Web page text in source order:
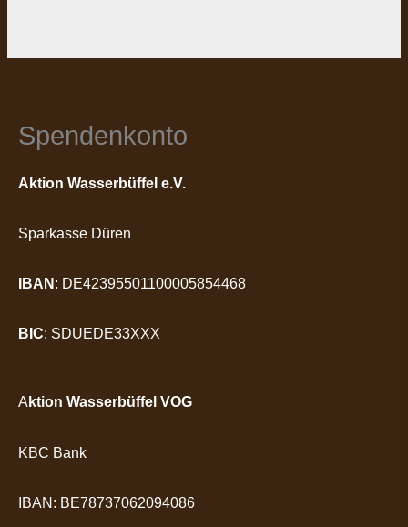
Spendenkonto
Aktion Wasserbüffel e.V.
Sparkasse Düren
IBAN : DE42395501100005854468
BIC: SDUEDE33XXX
A ktion Wasserbüffel VOG
KBC Bank
IBAN: BE78737062094086